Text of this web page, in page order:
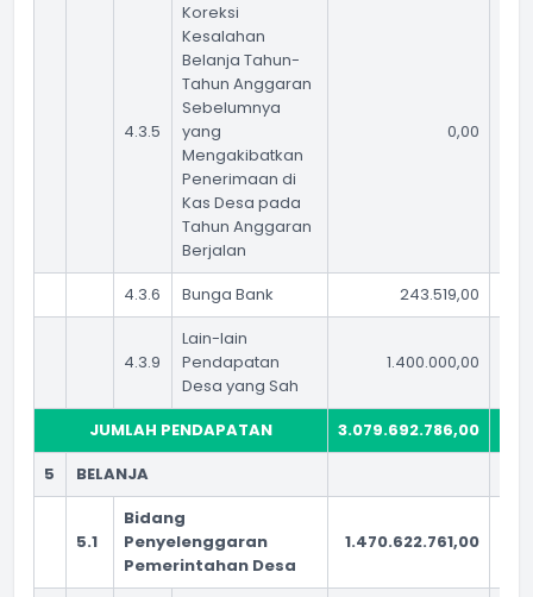
4.3.5
Koreksi
Kesalahan
Belanja Tahun-
Tahun Anggaran
Sebelumnya
yang
Mengakibatkan
Penerimaan di
Kas Desa pada
Tahun Anggaran
Berjalan
0,00
4.3.6 Bunga Bank 243.519,00
4.3.9
Lain-lain
Pendapatan
Desa yang Sah
1.400.000,00
JUMLAH PENDAPATAN 3.079.692.786,00
5
BELANJA
5.1
Bidang
Penyelenggaran
Pemerintahan Desa
1.470.622.761,00